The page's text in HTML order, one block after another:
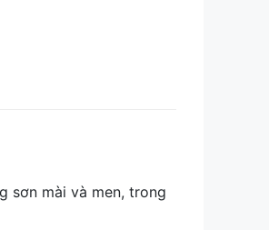
sơn mài và men, trong